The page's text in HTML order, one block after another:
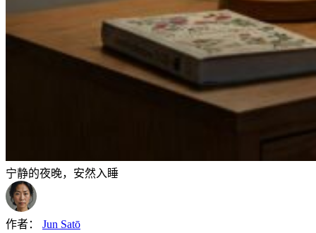
宁静的夜晚，安然入睡
作者：
Jun Satō